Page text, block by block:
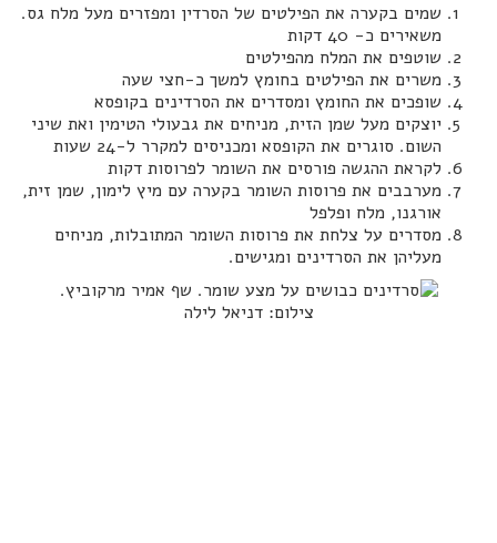
שמים בקערה את הפילטים של הסרדין ומפזרים מעל מלח גס.
משאירים כ- 40 דקות
שוטפים את המלח מהפילטים
משרים את הפילטים בחומץ למשך כ-חצי שעה
שופכים את החומץ ומסדרים את הסרדינים בקופסא
יוצקים מעל שמן הזית, מניחים את גבעולי הטימין ואת שיני
השום. סוגרים את הקופסא ומכניסים למקרר ל-24 שעות
לקראת ההגשה פורסים את השומר לפרוסות דקות
מערבבים את פרוסות השומר בקערה עם מיץ לימון, שמן זית,
אורגנו, מלח ופלפל
מסדרים על צלחת את פרוסות השומר המתובלות, מניחים
מעליהן את הסרדינים ומגישים.